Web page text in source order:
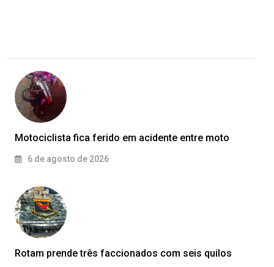
Motociclista fica ferido em acidente entre moto
6 de agosto de 2026
Rotam prende três faccionados com seis quilos